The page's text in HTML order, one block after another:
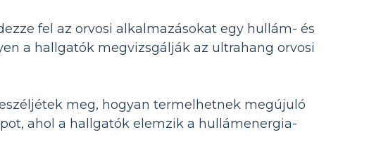
fel az orvosi alkalmazásokat egy hullám- és
a hallgatók megvizsgálják az ultrahang orvosi
meg, hogyan termelhetnek megújuló
ahol a hallgatók elemzik a hullámenergia-